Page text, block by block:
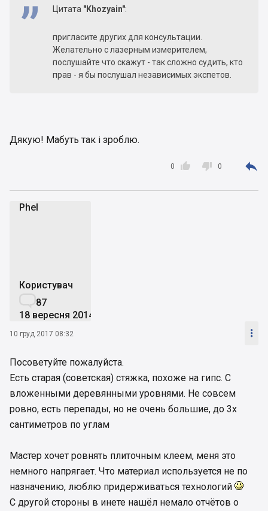
Цитата "Khozyain":
пригласите других для консультации.
Желательно с лазерным измерителем,
послушайте что скажут - так сложно судить, кто
прав - я бы послушал независимых экспетов.
Дякую! Мабуть так і зроблю.

0  0 
Phel
Користувач
87
18 вересня 2014
10 груд 2017 08:32 
Посоветуйте пожалуйста.
Есть старая (советская) стяжка, похоже на гипс. С
вложенными деревянными уровнями. Не совсем
ровно, есть перепады, но не очень большие, до 3х
сантиметров по углам
Мастер хочет ровнять плиточным клеем, меня это
немного напрягает. Что материал используется не по
назначению, люблю придерживаться технологий
С другой стороны в инете нашёл немало отчётов о